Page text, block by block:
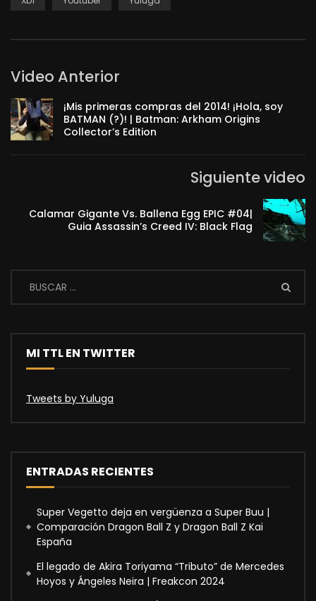
Video Anterior
¡Mis primeras compras del 2014! ¡Hola, soy
BATMAN (?)! | Batman: Arkham Origins
Collector’s Edition
Siguiente video
Calamar Gigante Vs. Ballena Egg EPIC #04|
Guia Assassin’s Creed IV: Black Flag
MI TTL EN TWITTER
Tweets by Yuluga
ENTRADAS RECIENTES
Super Vegetto deja en vergüenza a Super Buu |
Comparación Dragon Ball Z y Dragon Ball Z Kai
España
El legado de Akira Toriyama “Tributo” de Mercedes
Hoyos y Ángeles Neira | Freakcon 2024